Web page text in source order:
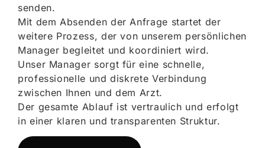
senden.
Mit dem Absenden der Anfrage startet der
weitere Prozess, der von unserem persönlichen
Manager begleitet und koordiniert wird.
Unser Manager sorgt für eine schnelle,
professionelle und diskrete Verbindung
zwischen Ihnen und dem Arzt.
Der gesamte Ablauf ist vertraulich und erfolgt
in einer klaren und transparenten Struktur.